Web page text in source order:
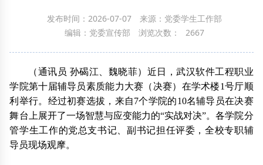
发布时间：2026-07-07
来源：党委学生工作部
编辑：党委宣传部
浏览次数： 2667
（通讯员 孙碣江、魏晓菲）近日，武汉软件工程职业
学院第十届辅导员素质能力大赛（决赛）在学术楼1号厅顺
利举行。经过初赛选拔，来自7个学院的10名辅导员在决赛
舞台上展开了一场智慧与应变能力的“实战对决”。各学院分
管学生工作的党总支书记、副书记担任评委，全校专职辅
导员现场观摩。